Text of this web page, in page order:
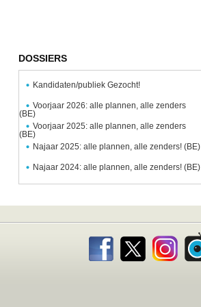
DOSSIERS
Kandidaten/publiek Gezocht!
Voorjaar 2026: alle plannen, alle zenders
(BE)
Voorjaar 2025: alle plannen, alle zenders
(BE)
Najaar 2025: alle plannen, alle zenders! (BE)
Najaar 2024: alle plannen, alle zenders! (BE)